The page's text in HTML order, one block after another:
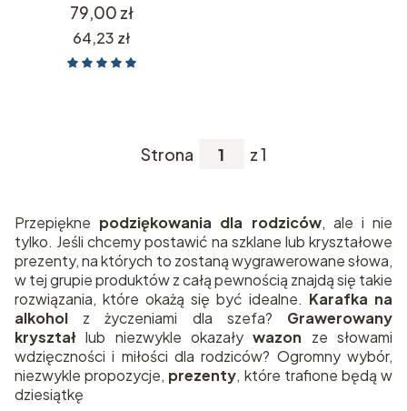
Cena
79,00 zł
Cena
64,23 zł
Strona z 1
Przepiękne podziękowania dla rodziców, ale i nie
tylko. Jeśli chcemy postawić na szklane lub kryształowe
prezenty, na których to zostaną wygrawerowane słowa,
w tej grupie produktów z całą pewnością znajdą się takie
rozwiązania, które okażą się być idealne. Karafka na
alkohol z życzeniami dla szefa? Grawerowany
kryształ lub niezwykle okazaływazon ze słowami
wdzięczności i miłości dla rodziców? Ogromny wybór,
niezwykle propozycje, prezenty, które trafione będą w
dziesiątkę